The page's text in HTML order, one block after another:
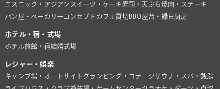
エスニック・アジアン スイーツ・ケーキ寿司・天ぷら焼肉・ステーキ
パン屋・ベーカリー コンセプトカフェ貸切BBQ 屋台・縁日 厨房
ホテル・宿・式場
ホテル旅館・宿結婚式場
レジャー・娯楽
キャンプ場・オートサイト グランピング・コテージサウナ・スパ・銭湯